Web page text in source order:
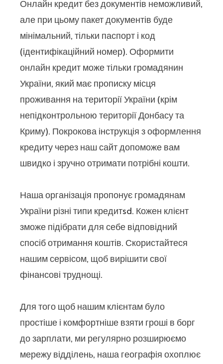
Онлайн кредит без документів неможливий,
але при цьому пакет документів буде
мінімальний, тільки паспорт і код
(ідентифікаційний номер). Оформити
онлайн кредит може тільки громадянин
України, який має прописку місця
проживання на території України (крім
непідконтрольною території Донбасу та
Криму). Покрокова інструкція з оформлення
кредиту через наш сайт допоможе вам
швидко і зручно отримати потрібні кошти.
Наша організація пропонує громадянам
України різні типи кредитsd. Кожен клієнт
зможе підібрати для себе відповідний
спосіб отримання коштів. Скористайтеся
нашим сервісом, щоб вирішити свої
фінансові труднощі.
Для того щоб нашим клієнтам було
простіше і комфортніше взяти гроші в борг
до зарплати, ми регулярно розширюємо
мережу відділень, наша географія охоплює